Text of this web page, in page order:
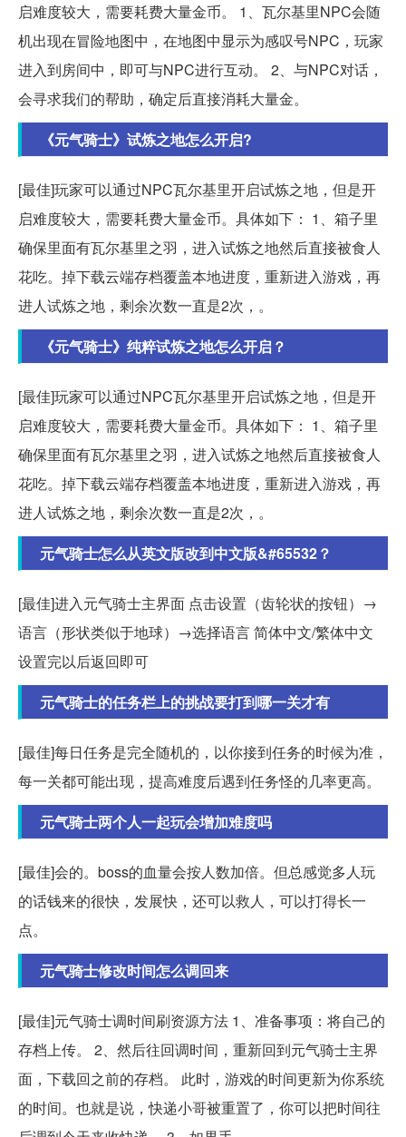
启难度较大，需要耗费大量金币。 1、瓦尔基里NPC会随
机出现在冒险地图中，在地图中显示为感叹号NPC，玩家
进入到房间中，即可与NPC进行互动。 2、与NPC对话，
会寻求我们的帮助，确定后直接消耗大量金。
《元气骑士》试炼之地怎么开启?
[最佳]玩家可以通过NPC瓦尔基里开启试炼之地，但是开
启难度较大，需要耗费大量金币。具体如下： 1、箱子里
确保里面有瓦尔基里之羽，进入试炼之地然后直接被食人
花吃。掉下载云端存档覆盖本地进度，重新进入游戏，再
进人试炼之地，剩余次数一直是2次，。
《元气骑士》纯粹试炼之地怎么开启？
[最佳]玩家可以通过NPC瓦尔基里开启试炼之地，但是开
启难度较大，需要耗费大量金币。具体如下： 1、箱子里
确保里面有瓦尔基里之羽，进入试炼之地然后直接被食人
花吃。掉下载云端存档覆盖本地进度，重新进入游戏，再
进人试炼之地，剩余次数一直是2次，。
元气骑士怎么从英文版改到中文版&#65532？
[最佳]进入元气骑士主界面 点击设置（齿轮状的按钮）→
语言（形状类似于地球）→选择语言 简体中文/繁体中文
设置完以后返回即可
元气骑士的任务栏上的挑战要打到哪一关才有
[最佳]每日任务是完全随机的，以你接到任务的时候为准，
每一关都可能出现，提高难度后遇到任务怪的几率更高。
元气骑士两个人一起玩会增加难度吗
[最佳]会的。boss的血量会按人数加倍。但总感觉多人玩
的话钱来的很快，发展快，还可以救人，可以打得长一
点。
元气骑士修改时间怎么调回来
[最佳]元气骑士调时间刷资源方法 1、准备事项：将自己的
存档上传。 2、然后往回调时间，重新回到元气骑士主界
面，下载回之前的存档。 此时，游戏的时间更新为你系统
的时间。也就是说，快递小哥被重置了，你可以把时间往